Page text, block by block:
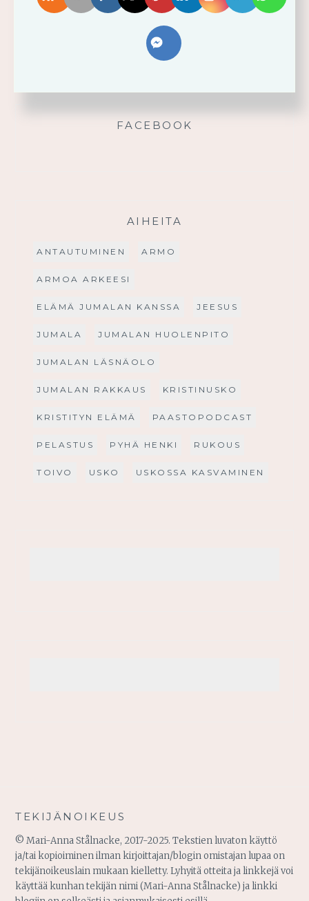
FACEBOOK
AIHEITA
ANTAUTUMINEN ARMO
ARMOA ARKEESI
ELÄMÄ JUMALAN KANSSA JEESUS
JUMALA JUMALAN HUOLENPITO
JUMALAN LÄSNÄOLO
JUMALAN RAKKAUS KRISTINUSKO
KRISTITYN ELÄMÄ PAASTOPODCAST
PELASTUS PYHÄ HENKI RUKOUS
TOIVO USKO USKOSSA KASVAMINEN
TEKIJÄNOIKEUS
© Mari-Anna Stålnacke, 2017-2025. Tekstien luvaton käyttö
ja/tai kopioiminen ilman kirjoittajan/blogin omistajan lupaa on
tekijänoikeuslain mukaan kielletty. Lyhyitä otteita ja linkkejä voi
käyttää kunhan tekijän nimi (Mari-Anna Stålnacke) ja linkki